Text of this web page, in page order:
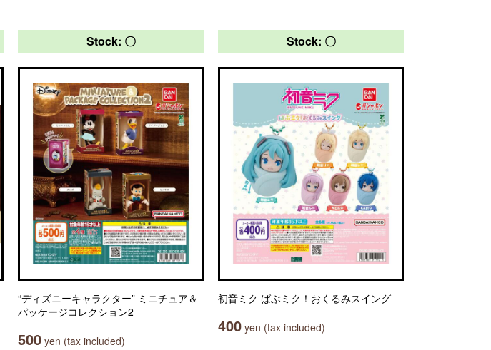
Stock: 〇
“ディズニーキャラクター” ミニチュア＆
パッケージコレクション2
500 yen (tax included)
Stock: 〇
初音ミク ばぶミク！おくるみスイング
400 yen (tax included)